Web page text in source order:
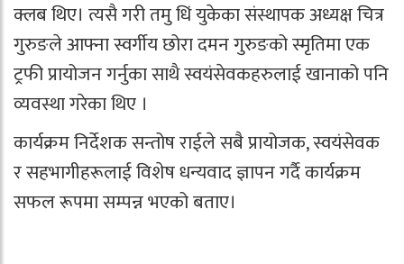
क्लब थिए। त्यसै गरी तमु धिं युकेका संस्थापक अध्यक्ष चित्र
गुरुङले आफ्ना स्वर्गीय छोरा दमन गुरुङको स्मृतिमा एक
ट्रफी प्रायोजन गर्नुका साथै स्वयंसेवकहरुलाई खानाको पनि
व्यवस्था गरेका थिए ।
कार्यक्रम निर्देशक सन्तोष राईले सबै प्रायोजक, स्वयंसेवक
र सहभागीहरूलाई विशेष धन्यवाद ज्ञापन गर्दै कार्यक्रम
सफल रूपमा सम्पन्न भएको बताए।